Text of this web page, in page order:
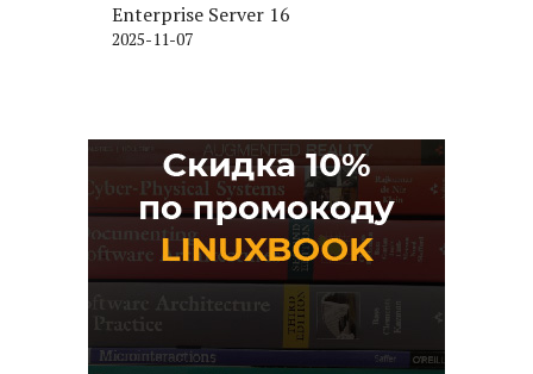
Enterprise Server 16
2025-11-07